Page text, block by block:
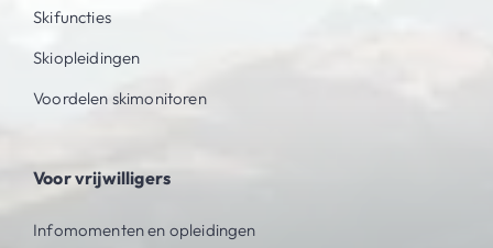
Skifuncties
Skiopleidingen
Voordelen skimonitoren
Voor vrijwilligers
Infomomenten en opleidingen